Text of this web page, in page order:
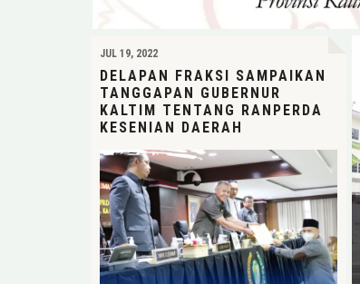
JUL 19, 2022
DELAPAN FRAKSI SAMPAIKAN
TANGGAPAN GUBERNUR
KALTIM TENTANG RANPERDA
KESENIAN DAERAH